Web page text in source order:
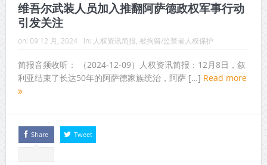
维吾尔武装人员加入推翻阿萨德政权军事行动
引发关注
on: 09 12 月, 2024 In: 人权资讯简报, 被拘留/监禁者人权保护
简报音频收听： （2024-12-09）人权资讯简报：12月8日，叙
利亚结束了长达50年的阿萨德家族统治，阿萨 […] Read more
Share Tweet